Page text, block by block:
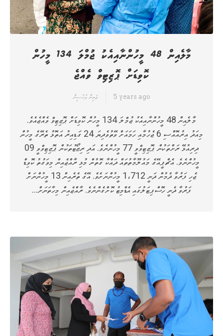
މާލެއިން 48 މީހުންނާއިއެކު ޖުމްލަ 134 މީހުން
ކޮވިޑަށް ޕޮޒިޓިވް ވެއްޖެ
ޒައިނާ މުހުސިން 5 years ago
މާލެއިން 48 މީހުންނާއިއެކު ޖުމްލަ 134 މީހުން ކޮވިޑަށް ޕޮޒިޓިވް ވެއްޖެއެވެ.
މިއަދު އިރުއޮއްސި 6 ޖެހުމާއި ހަމައަށް ވޭތުވެދިޔަ 24 ގަޑިއިރު އަތޮޅު ތެރޭގެ މީހުން
ދިރިއުޅޭ ރަށްތަކުން ޕޮޒިޓިވްވީ 77 މީހުންނެވެ. އަދި ރިޒޯޓުތަކުން ޕޮޒިޓިވްވީ 09
މީހުންނެވެ. އެޗްޕީއޭގެ މައުލޫމާތުތައް ދައްކާ ގޮތުން މުޅި ރާއްޖެއިން މިވަގުތު ކޮވިޑް
ޖެހި ފަރުވާ ދެމުން ދަނީ 1،712 މީހުންނަށެވެ. އޭގެ ތެރެއިން 13 މީހުންނަށް
ފަރުވާ ދެނީ ހޮސްޕިޓަލުގައި އެޑްމިޓު ކޮށްގެންނެވެ. ރާއްޖެއިން މިހާތަނަށް…